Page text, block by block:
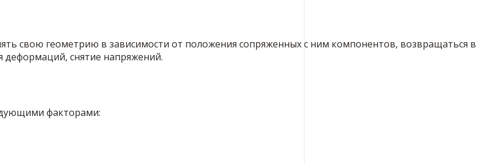
свою геометрию в зависимости от положения сопряженных с ним компонентов, возвращаться в
деформаций, снятие напряжений.
факторами: